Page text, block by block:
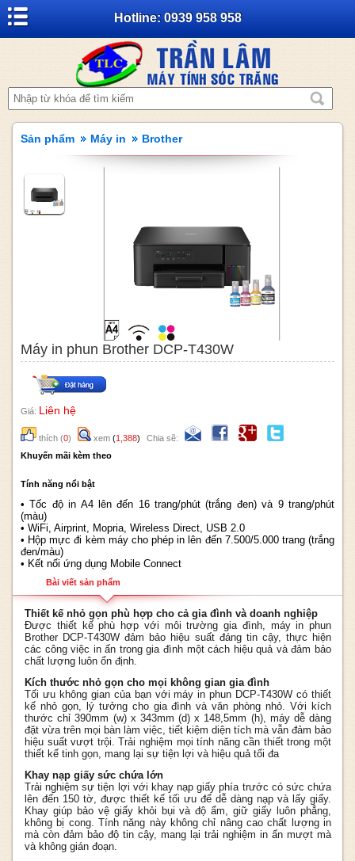
Hotline: 0939 958 958
Sản phẩm Máy in Brother
Máy in phun Brother DCP-T430W
Giá: Liên hệ
thích (0) xem (1,388)
Chia sẽ:
Khuyến mãi kèm theo
Tính năng nổi bật
• Tốc độ in A4 lên đến 16 trang/phút (trắng đen) và 9 trang/phút
(màu)
• WiFi, Airprint, Mopria, Wireless Direct, USB 2.0
• Hộp mực đi kèm máy cho phép in lên đến 7.500/5.000 trang (trắng
đen/màu)
• Kết nối ứng dụng Mobile Connect
Bài viết sản phẩm
Thiết kế nhỏ gọn phù hợp cho cả gia đình và doanh nghiệp
Được thiết kế phù hợp với môi trường gia đình, máy in phun
Brother DCP-T430W đảm bảo hiệu suất đáng tin cậy, thực hiện
các công việc in ấn trong gia đình một cách hiệu quả và đảm bảo
chất lượng luôn ổn định.
Kích thước nhỏ gọn cho mọi không gian gia đình
Tối ưu không gian của bạn với máy in phun DCP-T430W có thiết
kế nhỏ gọn, lý tưởng cho gia đình và văn phòng nhỏ. Với kích
thước chỉ 390mm (w) x 343mm (d) x 148,5mm (h), máy dễ dàng
đặt vừa trên mọi bàn làm việc, tiết kiệm diện tích mà vẫn đảm bảo
hiệu suất vượt trội. Trải nghiệm mọi tính năng cần thiết trong một
thiết kế tinh gọn, mang lại sự tiện lợi và hiệu quả tối đa
Khay nạp giấy sức chứa lớn
Trải nghiệm sự tiện lợi với khay nạp giấy phía trước có sức chứa
lên đến 150 tờ, được thiết kế tối ưu để dễ dàng nạp và lấy giấy.
Khay giúp bảo vệ giấy khỏi bụi và độ ẩm, giữ giấy luôn phẳng,
không bị cong. Tính năng này không chỉ nâng cao chất lượng in
mà còn đảm bảo độ tin cậy, mang lại trải nghiệm in ấn mượt mà
và không gián đoạn.